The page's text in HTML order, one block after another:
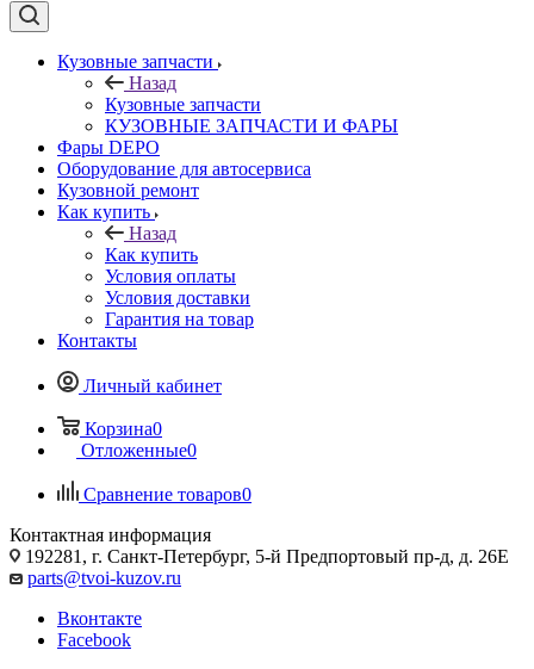
Кузовные запчасти
Назад
Кузовные запчасти
КУЗОВНЫЕ ЗАПЧАСТИ И ФАРЫ
Фары DEPO
Оборудование для автосервиса
Кузовной ремонт
Как купить
Назад
Как купить
Условия оплаты
Условия доставки
Гарантия на товар
Контакты
Личный кабинет
Корзина0
Отложенные0
Сравнение товаров0
Контактная информация
192281, г. Санкт-Петербург, 5-й Предпортовый пр-д, д. 26Е
parts@tvoi-kuzov.ru
Вконтакте
Facebook